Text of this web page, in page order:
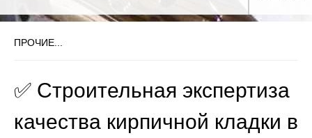
ПРОЧИЕ...
✅ Строительная экспертиза
качества кирпичной кладки в